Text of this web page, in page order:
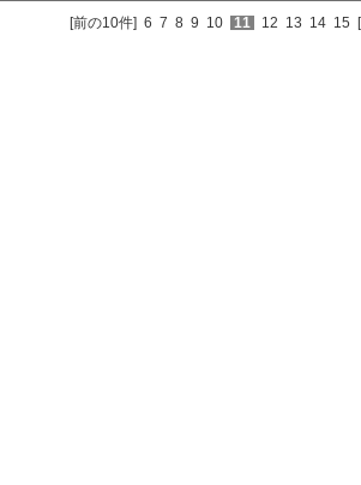
[前の10件] 6 7 8 9 10 11 12 13 14 15